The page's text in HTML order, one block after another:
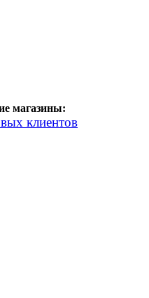
магазины:
клиентов